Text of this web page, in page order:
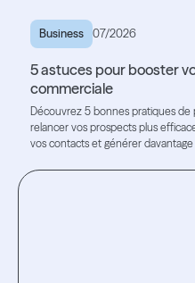
Business 07/2026
5 astuces pour booster
commerciale
Découvrez 5 bonnes pratiques
relancer vos prospects plus
vos contacts et générer